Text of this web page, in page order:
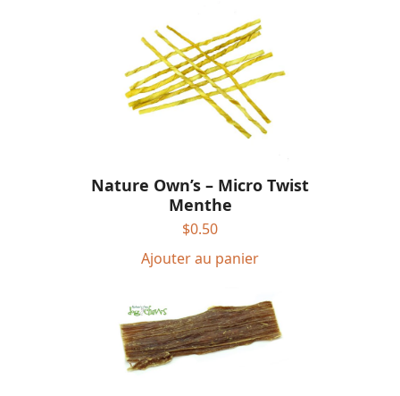
Nature Own’s – Micro Twist
Menthe
$0.50
Ajouter au panier